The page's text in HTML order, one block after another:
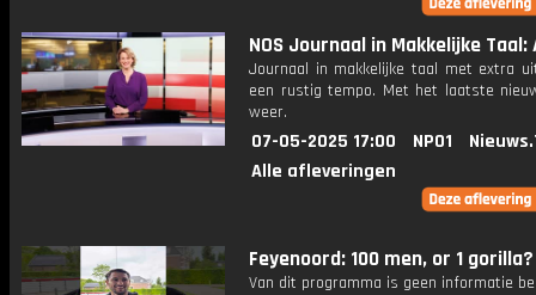
NOS Journaal in Makkelijke Taal:
Journaal in makkelijke taal met extra
een rustig tempo. Met het laatste
weer.
07-05-2025 17:00 NPO1
Alle afleveringen
Feyenoord: 100 men, or 1
Van dit programma is geen informatie